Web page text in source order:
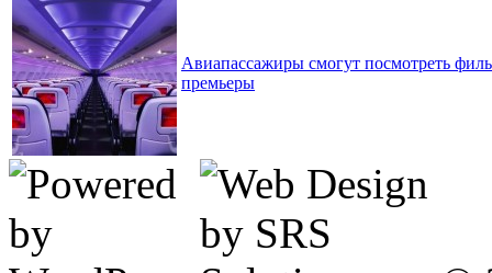
Авиапассажиры смогут посмотреть
премьеры